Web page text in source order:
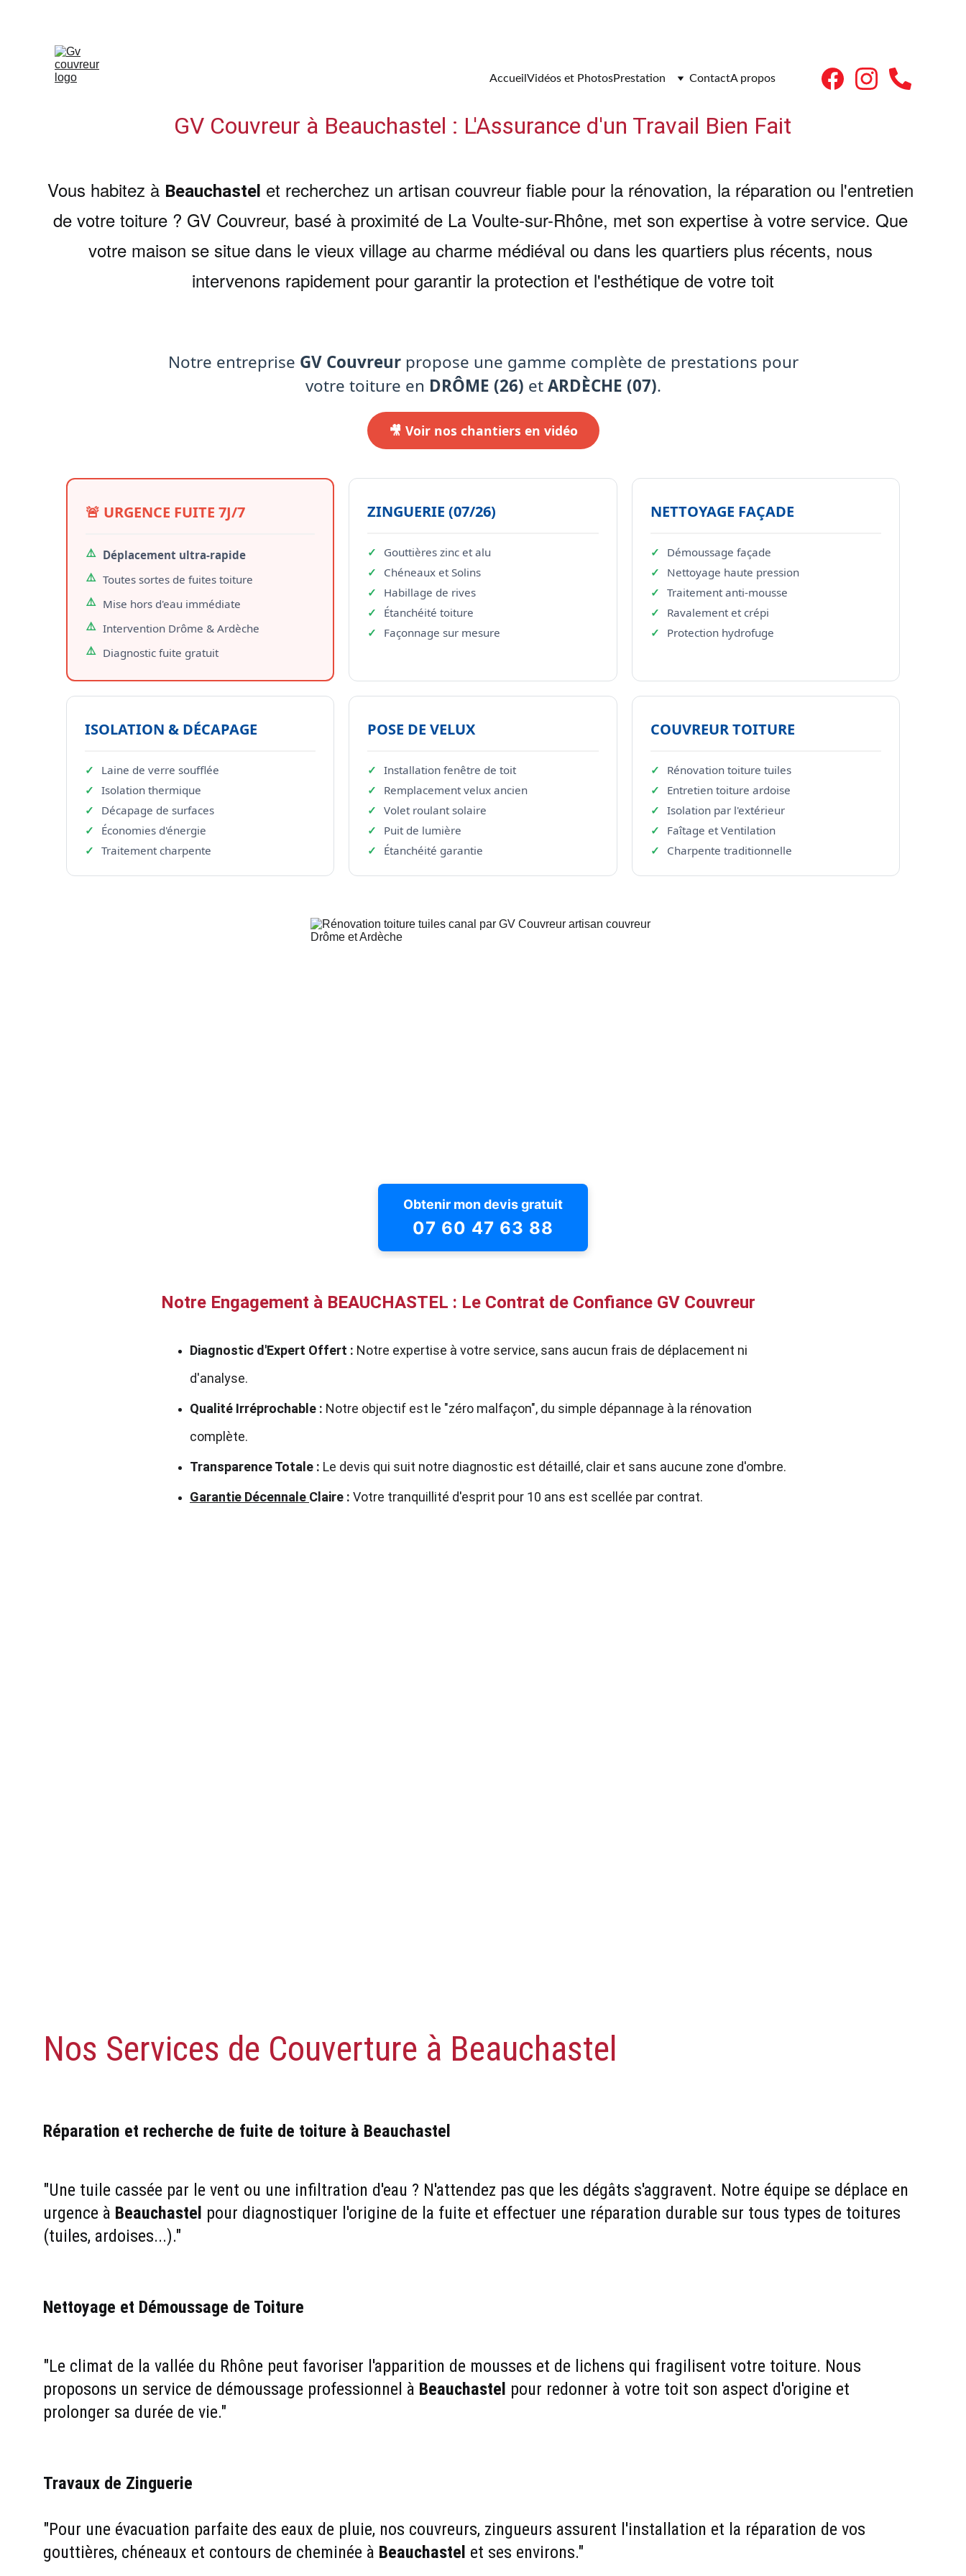
Accueil Vidéos et PhotosPrestation ContactA propos
GV Couvreur à Beauchastel : L'Assurance d'un Travail Bien Fait
Vous habitez à Beauchastel et recherchez un artisan couvreur fiable pour la rénovation, la réparation ou l'entretien
de votre toiture ? GV Couvreur, basé à proximité de La Voulte-sur-Rhône, met son expertise à votre service. Que
votre maison se situe dans le vieux village au charme médiéval ou dans les quartiers plus récents, nous
intervenons rapidement pour garantir la protection et l'esthétique de votre toit
Notre Engagement à BEAUCHASTEL : Le Contrat de Confiance GV Couvreur
Diagnostic d'Expert Offert : Notre expertise à votre service, sans aucun frais de déplacement ni
d'analyse.
Qualité Irréprochable : Notre objectif est le "zéro malfaçon", du simple dépannage à la rénovation
complète.
Transparence Totale : Le devis qui suit notre diagnostic est détaillé, clair et sans aucune zone d'ombre.
Garantie Décennale Claire : Votre tranquillité d'esprit pour 10 ans est scellée par contrat.
Nos Services de Couverture à Beauchastel
Réparation et recherche de fuite de toiture à Beauchastel
"Une tuile cassée par le vent ou une infiltration d'eau ? N'attendez pas que les dégâts s'aggravent. Notre équipe se déplace en
urgence à Beauchastel pour diagnostiquer l'origine de la fuite et effectuer une réparation durable sur tous types de toitures
(tuiles, ardoises...)."
Nettoyage et Démoussage de Toiture
"Le climat de la vallée du Rhône peut favoriser l'apparition de mousses et de lichens qui fragilisent votre toiture. Nous
proposons un service de démoussage professionnel à Beauchastel pour redonner à votre toit son aspect d'origine et
prolonger sa durée de vie."
Travaux de Zinguerie
"Pour une évacuation parfaite des eaux de pluie, nos couvreurs, zingueurs assurent l'installation et la réparation de vos
gouttières, chéneaux et contours de cheminée à Beauchastel et ses environs."